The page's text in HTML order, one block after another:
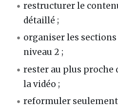
restructurer le
détaillé ;
organiser les sections
niveau 2 ;
rester au plus proche
la vidéo ;
reformuler seulement